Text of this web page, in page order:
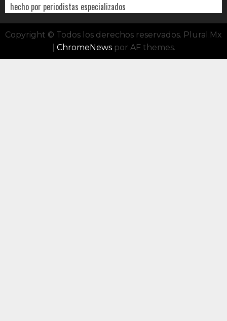
hecho por periodistas especializados
Copyright © Todos los derechos reservados. Plural.Mx
ChromeNewspor AF themes.